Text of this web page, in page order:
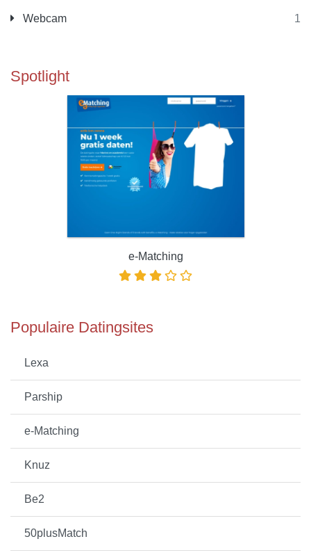
Webcam 1
Spotlight
e-Matching
Populaire Datingsites
Lexa
Parship
e-Matching
Knuz
Be2
50plusMatch